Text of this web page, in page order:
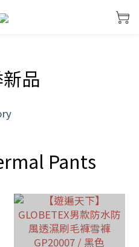
品
Pants